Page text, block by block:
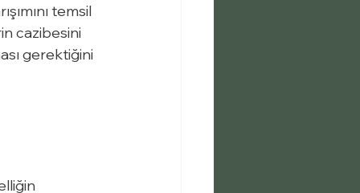
temsil
cazibesini
gerektiğini